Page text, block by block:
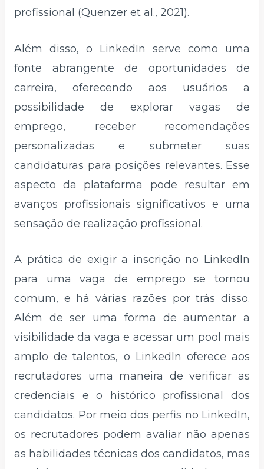
profissional (Quenzer et al., 2021).
Além disso, o LinkedIn serve como uma
fonte abrangente de oportunidades de
carreira, oferecendo aos usuários a
possibilidade de explorar vagas de
emprego, receber recomendações
personalizadas e submeter suas
candidaturas para posições relevantes. Esse
aspecto da plataforma pode resultar em
avanços profissionais significativos e uma
sensação de realização profissional.
A prática de exigir a inscrição no LinkedIn
para uma vaga de emprego se tornou
comum, e há várias razões por trás disso.
Além de ser uma forma de aumentar a
visibilidade da vaga e acessar um pool mais
amplo de talentos, o LinkedIn oferece aos
recrutadores uma maneira de verificar as
credenciais e o histórico profissional dos
candidatos. Por meio dos perfis no LinkedIn,
os recrutadores podem avaliar não apenas
as habilidades técnicas dos candidatos, mas